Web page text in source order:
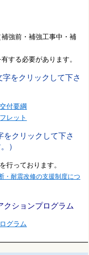
強前・補強工事中・補
する必要があります。
をクリックして下さ
付要綱
レット
クリックして下さ
）
行っております。
・耐震改修の支援制度につ
クションプログラム
グラム